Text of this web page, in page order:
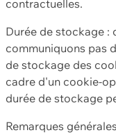
contractuelles.
Durée de stockage :
communiquons pas
de stockage des
cadre d'un cookie-
durée de stockage
Remarques